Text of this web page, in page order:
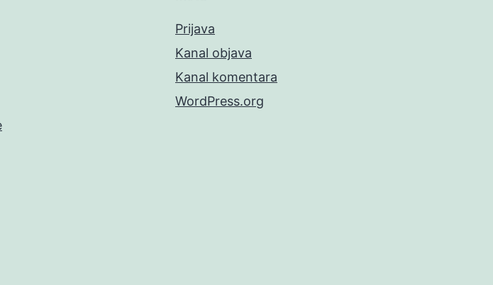
Prijava
Kanal objava
Kanal komentara
WordPress.org